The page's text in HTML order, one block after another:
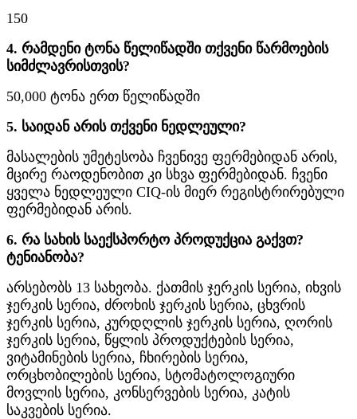
150
4. რამდენი ტონა წელიწადში თქვენი წარმოების
სიმძლავრისთვის?
50,000 ტონა ერთ წელიწადში
5. საიდან არის თქვენი ნედლეული?
მასალების უმეტესობა ჩვენივე ფერმებიდან არის,
მცირე რაოდენობით კი სხვა ფერმებიდან. ჩვენი
ყველა ნედლეული CIQ-ის მიერ რეგისტრირებული
ფერმებიდან არის.
6. რა სახის საექსპორტო პროდუქცია გაქვთ?
ტენიანობა?
არსებობს 13 სახეობა. ქათმის ჯერკის სერია, იხვის
ჯერკის სერია, ძროხის ჯერკის სერია, ცხვრის
ჯერკის სერია, კურდღლის ჯერკის სერია, ღორის
ჯერკის სერია, წყლის პროდუქტების სერია,
ვიტამინების სერია, ჩხირების სერია,
ორცხობილების სერია, სტომატოლოგიური
მოვლის სერია, კონსერვების სერია, კატის
საკვების სერია.